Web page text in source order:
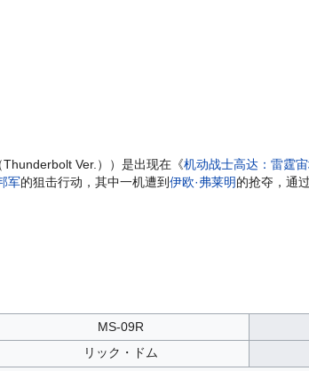
Ver.））是出现在《机动战士高达：雷霆
军的狙击行动，其中一机遭到伊欧·弗莱明的抢夺，通
MS-09R
リック・ドム